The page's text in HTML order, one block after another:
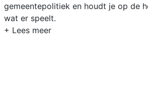
gemeentepolitiek en houdt je op de
wat er speelt.